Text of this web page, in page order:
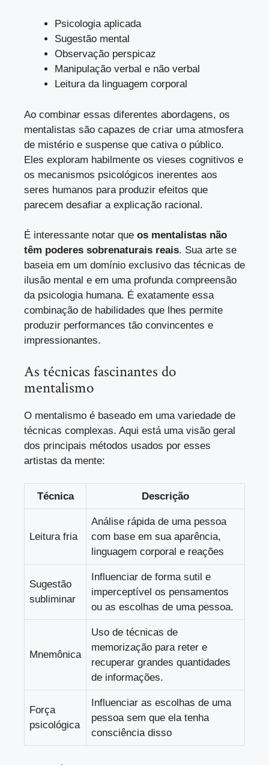
Psicologia aplicada
Sugestão mental
Observação perspicaz
Manipulação verbal e não verbal
Leitura da linguagem corporal
Ao combinar essas diferentes abordagens, os
mentalistas são capazes de criar uma atmosfera
de mistério e suspense que cativa o público.
Eles exploram habilmente os vieses cognitivos e
os mecanismos psicológicos inerentes aos
seres humanos para produzir efeitos que
parecem desafiar a explicação racional.
É interessante notar que os mentalistas não
têm poderes sobrenaturais reais. Sua arte se
baseia em um domínio exclusivo das técnicas de
ilusão mental e em uma profunda compreensão
da psicologia humana. É exatamente essa
combinação de habilidades que lhes permite
produzir performances tão convincentes e
impressionantes.
As técnicas fascinantes do
mentalismo
O mentalismo é baseado em uma variedade de
técnicas complexas. Aqui está uma visão geral
dos principais métodos usados por esses
artistas da mente:
Técnica Descrição
Leitura fria
Análise rápida de uma pessoa
com base em sua aparência,
linguagem corporal e reações
Sugestão
subliminar
Influenciar de forma sutil e
imperceptível os pensamentos
ou as escolhas de uma pessoa.
Mnemônica
Uso de técnicas de
memorização para reter e
recuperar grandes quantidades
de informações.
Força
psicológica
Influenciar as escolhas de uma
pessoa sem que ela tenha
consciência disso